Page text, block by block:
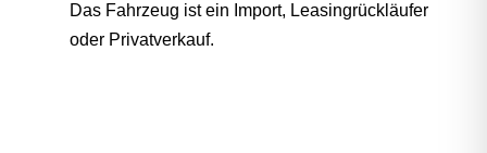
Das Fahrzeug ist ein Import, Leasingrückläufer
oder Privatverkauf.